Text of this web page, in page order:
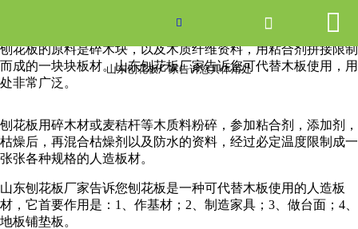
网站首页
产品中心
关于爱游戏ayx体育
走进爱游戏ayx体育

山东刨花板厂家告诉您具体用处
 
山东刨花板厂家告诉您具体用处
刨花板的原料是碎木块，以及木质纤维资料，用粘合剂拼接限制
而成的一块块板材。山东刨花板厂家告诉您可代替木板使用，用
处非常广泛。
刨花板用碎木材或麦秸杆等木质料粉碎，参加粘合剂，添加剂，
枯燥后，再混合枯燥剂以及防水的资料，经过必定温度限制成一
张张各种规格的人造板材。
山东刨花板厂家告诉您刨花板是一种可代替木板使用的人造板
材，它首要作用是：1、作基材；2、制造家具；3、做台面；4、
地板铺垫板。